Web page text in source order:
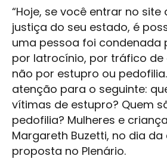
“Hoje, se você entrar no
justiça do seu estado, é
uma pessoa foi condenada
por latrocínio, por tráfico de
não por estupro ou
atenção para o seguinte:
vítimas de estupro? Quem
pedofilia? Mulheres e
Margareth Buzetti, no dia
proposta no Plenário.